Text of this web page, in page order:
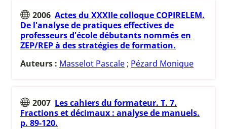
2006 Actes du XXXIIe colloque COPIRELEM.
De l'analyse de pratiques effectives de
professeurs d'école débutants nommés en
ZEP/REP à des stratégies de formation.
Auteurs : Masselot Pascale ; Pézard Monique
2007 Les cahiers du formateur. T. 7.
Fractions et décimaux : analyse de manuels.
p. 89-120.